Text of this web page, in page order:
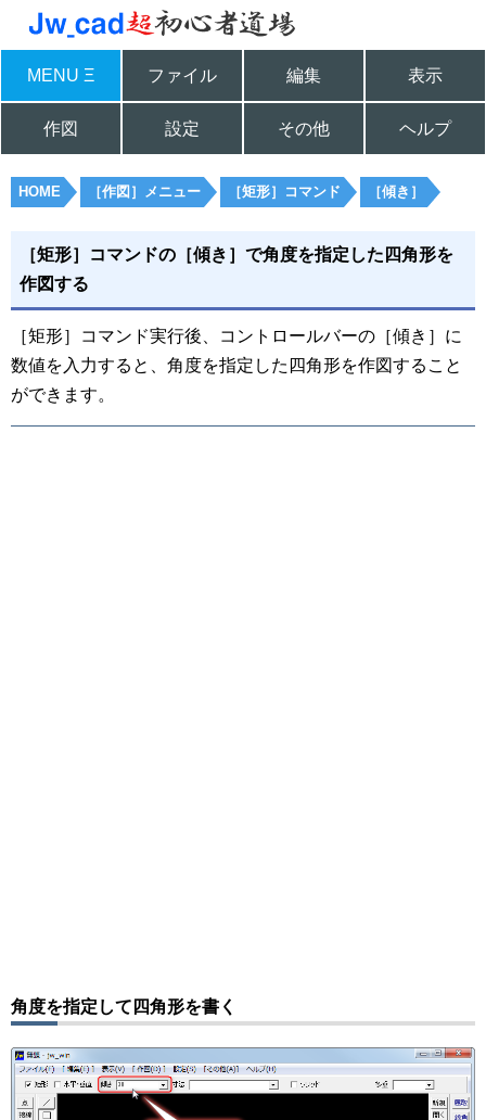
MENU Ξ ファイル 編集 表示
作図 設定 その他 ヘルプ
HOME ［作図］メニュー ［矩形］コマンド ［傾き］
［矩形］コマンドの［傾き］で角度を指定した四角形を
作図する
［矩形］コマンド実行後、コントロールバーの［傾き］に
数値を入力すると、角度を指定した四角形を作図すること
ができます。
角度を指定して四角形を書く